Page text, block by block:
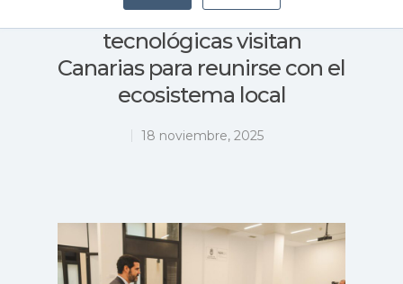
Una decena de empresas
tecnológicas visitan
Canarias para reunirse con el
ecosistema local
18 noviembre, 2025